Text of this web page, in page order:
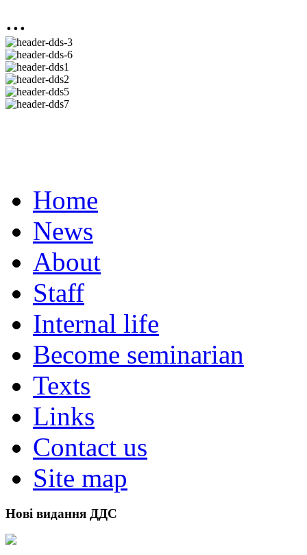
...
Home
News
About
Staff
Internal life
Become seminarian
Texts
Links
Contact us
Site map
Нові видання ДДС